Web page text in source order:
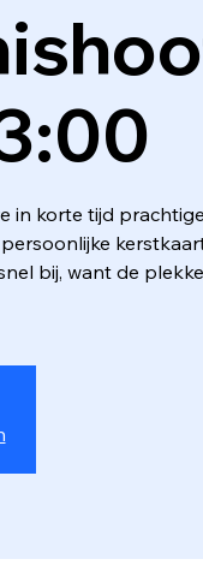
in korte tijd
bij, want de